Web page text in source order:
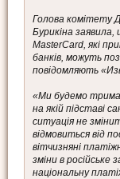
Голова комітету
Бурикіна заявила,
MasterCard, які
банків, можуть
повідомляють
«Ми будемо
на якій підставі
ситуація не
відмовиться від
вітчизняні
зміни в
національну